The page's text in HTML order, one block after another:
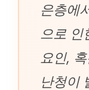
은층에
으로
요인,
난청이